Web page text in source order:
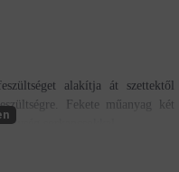
alakítja át szettektől
Fekete műanyag két
sorkapcsokkal,